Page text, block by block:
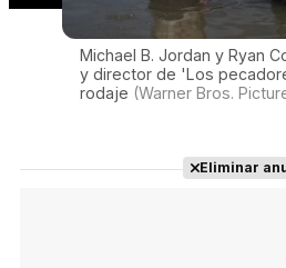
Michael B. Jordan y Ryan
y director de 'Los
rodaje (Warner Bros.
Eliminar